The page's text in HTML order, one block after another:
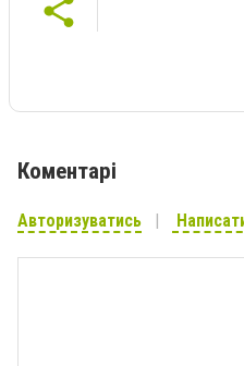
Коментарі
Авторизуватись